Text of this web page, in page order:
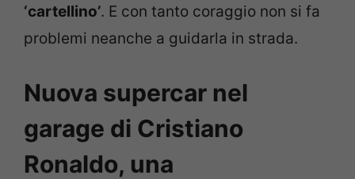
‘cartellino’. E con tanto coraggio non si fa
problemi neanche a guidarla in strada.
Nuova supercar nel
garage di Cristiano
Ronaldo, una